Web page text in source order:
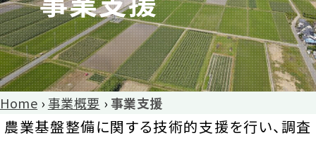
リンク
報
大区画化
について
その他
Home ›事業概要 ›事業支援
農業基盤整備に関する技術的支援を行い、調査